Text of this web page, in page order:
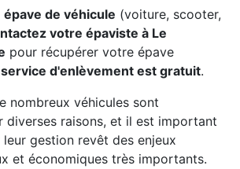
épave de véhicule (voiture, scooter,
votre épaviste à Le
pour récupérer votre épave
service d'enlèvement est gratuit.
nombreux véhicules sont
diverses raisons, et il est important
gestion revêt des enjeux
et économiques très importants.